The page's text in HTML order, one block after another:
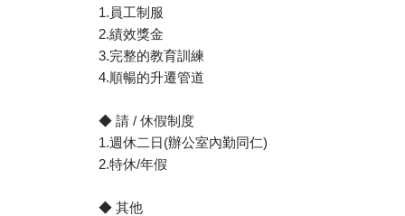
1.員工制服
2.績效獎金
3.完整的教育訓練
4.順暢的升遷管道
◆ 請 / 休假制度
1.週休二日(辦公室內勤同仁)
2.特休/年假
◆ 其他